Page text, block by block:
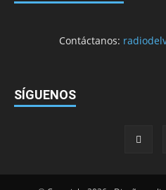
Contáctanos:
SÍGUENOS